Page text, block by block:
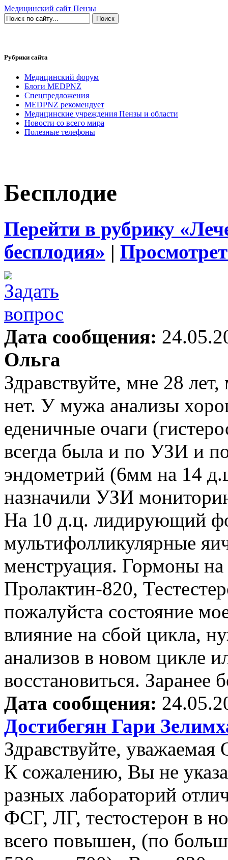
Медицинский сайт Пензы
Рубрики сайта
Медицинский форум
Блоги MEDPNZ
Спецпредложения
MEDPNZ рекомендует
Медицинские учреждения Пензы и области
Новости со всего мира
Полезные телефоны
Бесплодие
Перейти в рубрику
бесплодия» |
Дата сообщения:
Ольга
Здравствуйте, мне 28
нет. У мужа анализы
еденичные очаги
всегда была и по УЗИ и
эндометрий (6мм на 14
назначили УЗИ
На 10 д.ц. лидирующий
мультифолликулярные
менструация. Гормоны
Пролактин-820,
пожалуйста состояние
влияние на сбой цикла,
анализов в новом цикле
восстановиться. Заранее
Дата сообщения:
Достибегян Гари
Здравствуйте, уважаемая
К сожалению, Вы не
разных лабораторий
ФСГ, ЛГ, тестостерон в
всего повышен, (по